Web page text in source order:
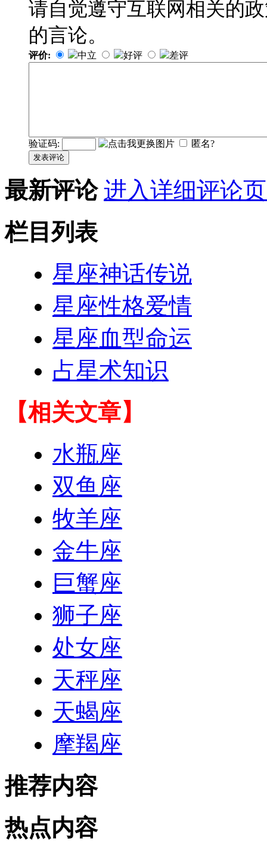
请自觉遵守互联网相关的
的言论。
评价: 中立 好评 差评
验证码: 匿名?
发表评论
最新评论 进入详细评论
栏目列表
星座神话传说
星座性格爱情
星座血型命运
占星术知识
【相关文章】
水瓶座
双鱼座
牧羊座
金牛座
巨蟹座
狮子座
处女座
天秤座
天蝎座
摩羯座
推荐内容
热点内容